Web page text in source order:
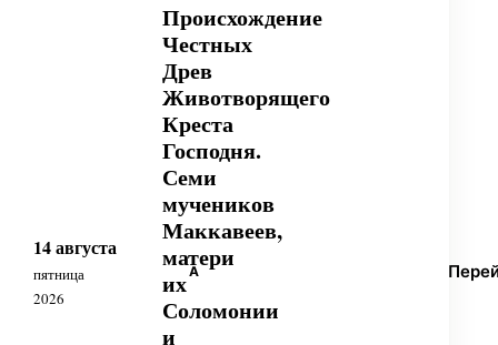
14 августа
пятница
2026
Происхождение
Честных
Древ
Животворящего
Креста
Господня.
Семи
мучеников
Маккавеев,
матери
их
Соломонии
и
А